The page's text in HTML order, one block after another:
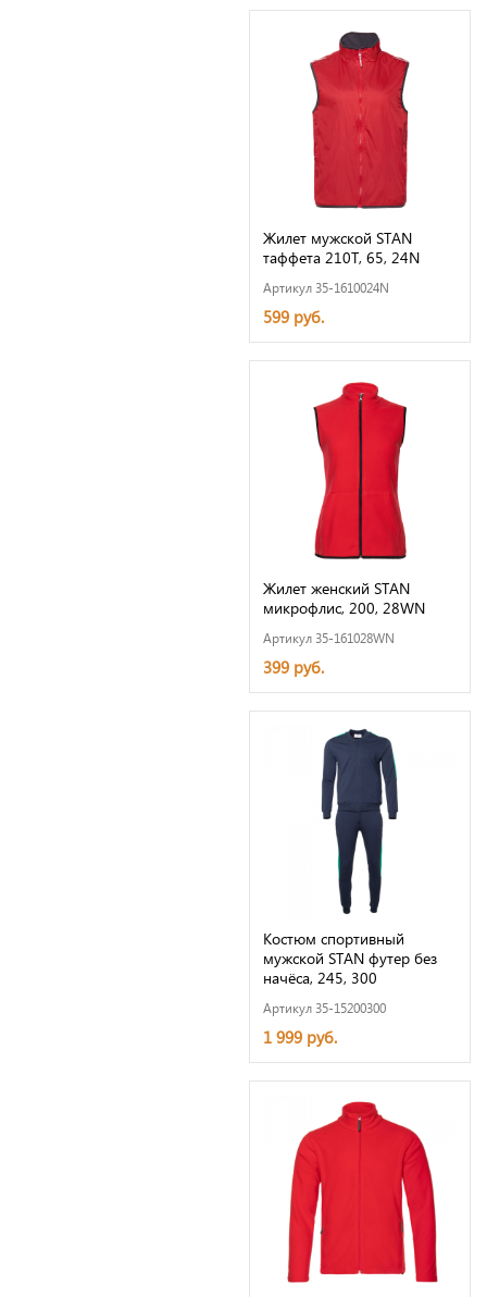
Жилет мужской STAN
таффета 210T, 65, 24N
Артикул 35-1610024N
599 руб.
Жилет женский STAN
микрофлис, 200, 28WN
Артикул 35-161028WN
399 руб.
Костюм спортивный
мужской STAN футер без
начёса, 245, 300
Артикул 35-15200300
1 999 руб.